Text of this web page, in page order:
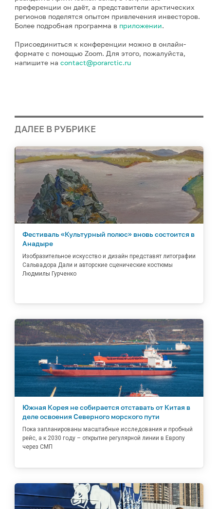
преференции он даёт, а представители арктических
регионов поделятся опытом привлечения инвесторов.
Более подробная программа в приложении.
Присоединиться к конференции можно в онлайн-
формате с помощью Zoom. Для этого, пожалуйста,
напишите на contact@porarctic.ru
ДАЛЕЕ В РУБРИКЕ
Фестиваль «Культурный полюс» вновь состоится в
Анадыре
Изобразительное искусство и дизайн представят литографии
Сальвадора Дали и авторские сценические костюмы
Людмилы Гурченко
Южная Корея не собирается отставать от Китая в
деле освоения Северного морского пути
Пока запланированы масштабные исследования и пробный
рейс, а к 2030 году – открытие регулярной линии в Европу
через СМП